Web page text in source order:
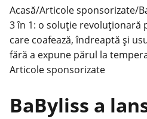
Acasă/Articole sponsorizate/
3 în 1: o soluție
care coafează, îndreaptă și
fără a expune părul la
Articole sponsorizate
BaByliss a